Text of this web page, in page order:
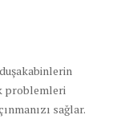
problemleri
sağlar.